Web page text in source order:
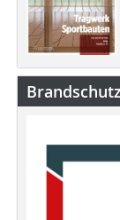
Brandschutz